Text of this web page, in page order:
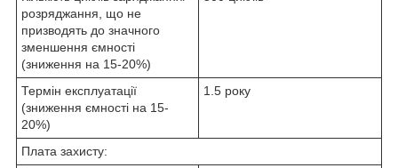
розряджання, що не
призводять до значного
зменшення ємності
(зниження на 15-20%)
Термін експлуатації
(зниження ємності на 15-
20%)
1.5 року
Плата захисту: